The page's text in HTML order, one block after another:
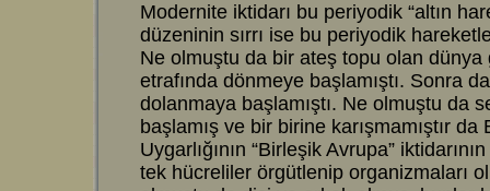
Modernite iktidarı bu periyodik “altın
düzeninin sırrı ise bu periyodik
Ne olmuştu da bir ateş topu olan
etrafında dönmeye başlamıştı. Sonra
dolanmaya başlamıştı. Ne olmuştu da
başlamış ve bir birine karışmamıştır da
Uygarlığının “Birleşik Avrupa”
tek hücreliler örgütlenip organizmaları